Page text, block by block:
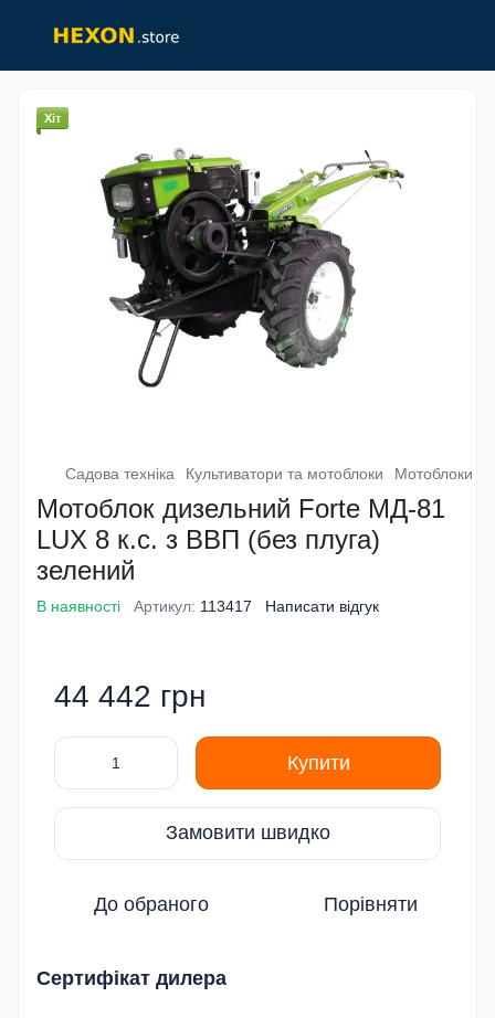
Хіт
Садова техніка Культиватори та мотоблоки Мотоблоки
Мотоблок дизельний Forte МД-81
LUX 8 к.с. з ВВП (без плуга)
зелений
В наявності Артикул: 113417 Написати відгук
44 442 грн
Купити
Замовити швидко
До обраного Порівняти
Сертифікат дилера